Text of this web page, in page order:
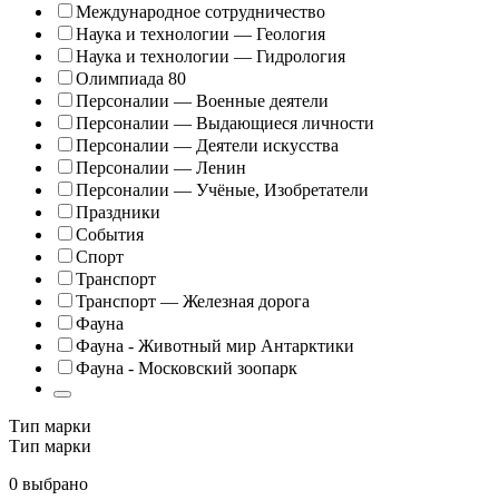
Международное сотрудничество
Наука и технологии — Геология
Наука и технологии — Гидрология
Олимпиада 80
Персоналии — Военные деятели
Персоналии — Выдающиеся личности
Персоналии — Деятели искусства
Персоналии — Ленин
Персоналии — Учёные, Изобретатели
Праздники
События
Спорт
Транспорт
Транспорт — Железная дорога
Фауна
Фауна - Животный мир Антарктики
Фауна - Московский зоопарк
Тип марки
Тип марки
0 выбрано